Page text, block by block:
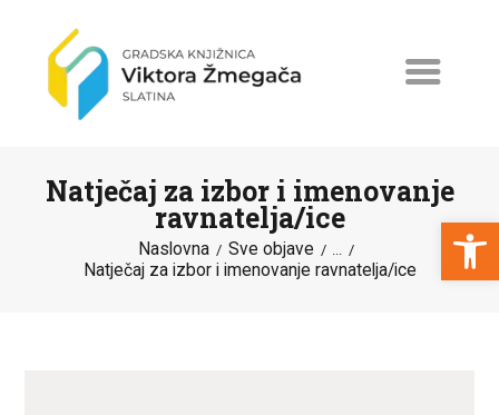
Open toolbar
Natječaj za izbor i imenovanje
ravnatelja/ice
Naslovna Sve objave ...
Natječaj za izbor i imenovanje ravnatelja/ice
NASLOVNA